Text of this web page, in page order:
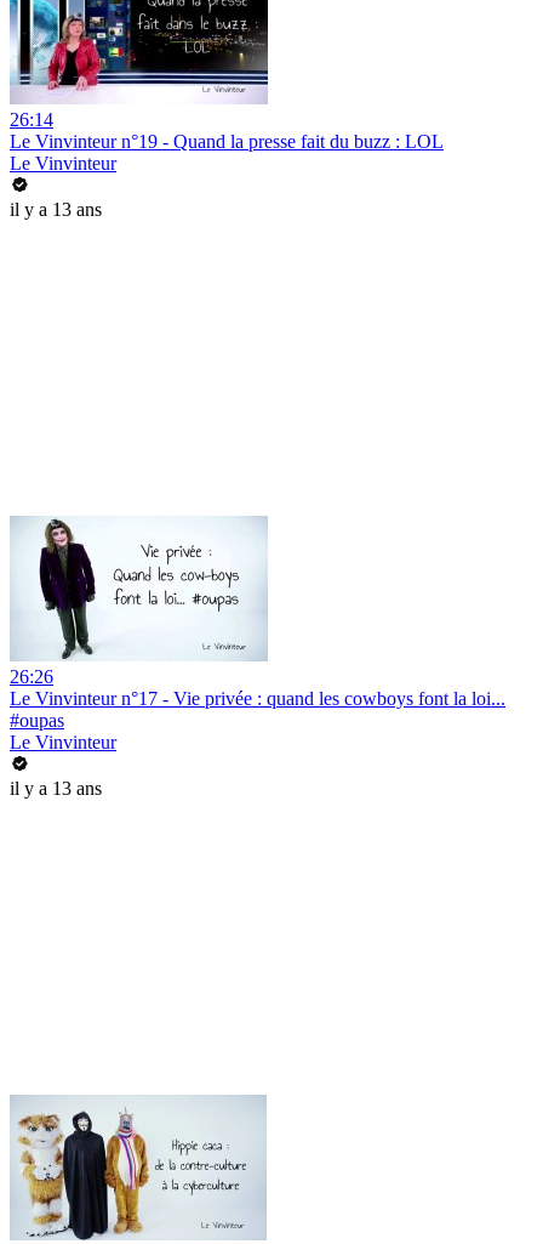
26:14
Le Vinvinteur n°19 - Quand la presse fait du buzz : LOL
Le Vinvinteur
il y a 13 ans
26:26
Le Vinvinteur n°17 - Vie privée : quand les cowboys font la loi...
#oupas
Le Vinvinteur
il y a 13 ans